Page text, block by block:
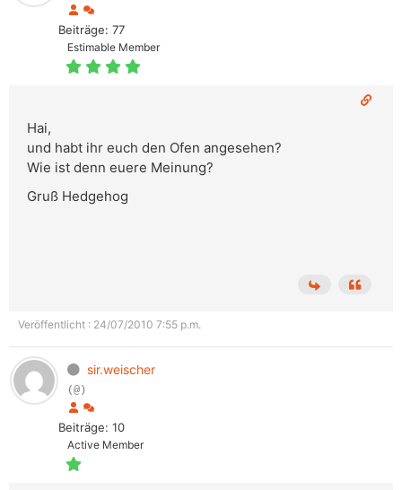
Beiträge: 77
Estimable Member
Hai,
und habt ihr euch den Ofen angesehen?
Wie ist denn euere Meinung?
Gruß Hedgehog
Veröffentlicht : 24/07/2010 7:55 p.m.
sir.weischer
(@)
Beiträge: 10
Active Member